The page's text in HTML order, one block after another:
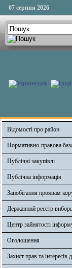
07 серпня 2026
Відомості про район
Нормативно-правова
Публічні закупівлі
Публічна інформація
Запобігання проявам
Державний реєстр
Центр зайнятості
Оголошення
Захист прав та інтересів